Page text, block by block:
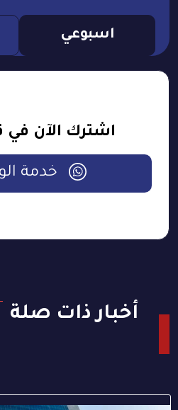
اسبوعي
اشترك الآن في
خدمة
أخبار ذات صلة